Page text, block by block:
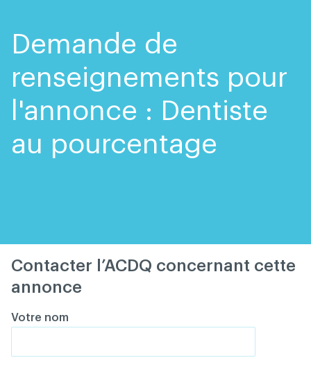
Demande de
renseignements pour
l'annonce : Dentiste
au pourcentage
Contacter l’ACDQ concernant cette
annonce
Votre nom